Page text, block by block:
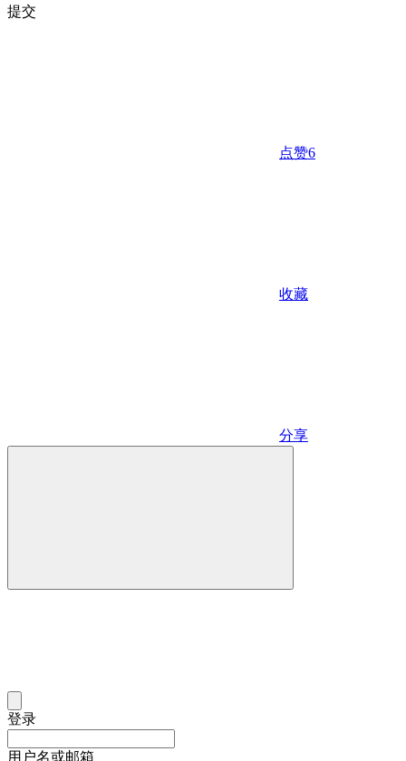
提交
点赞6
收藏
分享
登录
用户名或邮箱